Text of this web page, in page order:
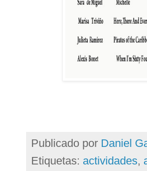
Publicado por Daniel
Etiquetas: actividades,